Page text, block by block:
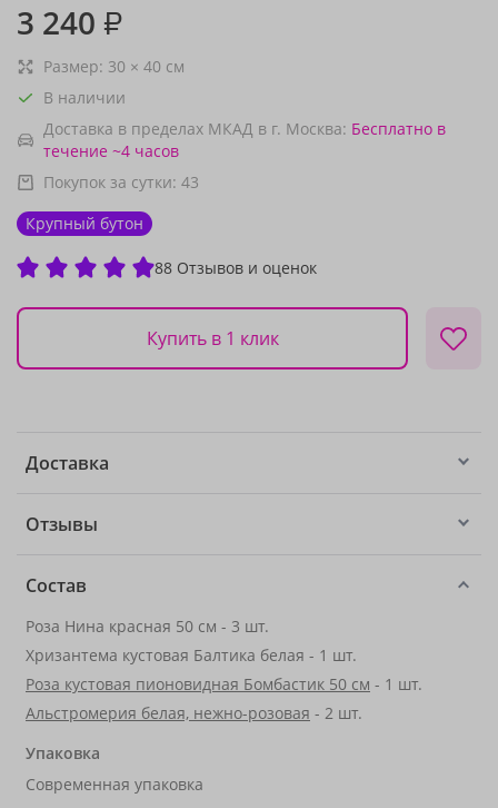
3 240 ₽
Размер: 30 × 40 см
В наличии
Доставка в пределах МКАД в г. Москва: Бесплатно в
течение ~4 часов
Покупок за сутки: 43
Крупный бутон
88 Отзывов и оценок
Купить в 1 клик
Доставка
Отзывы
Состав
Роза Нина красная 50 см - 3 шт.
Хризантема кустовая Балтика белая - 1 шт.
Роза кустовая пионовидная Бомбастик 50 см - 1 шт.
Альстромерия белая, нежно-розовая - 2 шт.
Упаковка
Современная упаковка